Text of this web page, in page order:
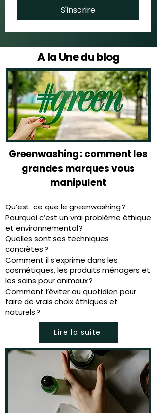
S'inscrire
A la Une du blog
Greenwashing : comment les
grandes marques vous
manipulent
Qu’est-ce que le greenwashing ?
Pourquoi c’est un vrai problème éthique
et environnemental ?
Quelles sont ses techniques
concrètes ?
Comment il s’exprime dans les
cosmétiques, les produits ménagers et
les soins pour animaux ?
Comment l’éviter au quotidien pour
faire de vrais choix éthiques et
naturels ?
Lire la suite